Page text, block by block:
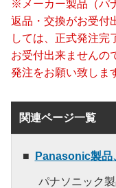
※メーカー製品（パ
返品・交換がお受付
しては、正式発注完
お受付出来ませんの
発注をお願い致しま
関連ページ一覧
Panasonic製品
パナソニック